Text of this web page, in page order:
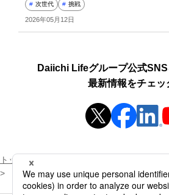
# 次世代 # 挑戦
2026年05月12日
Daiichi Lifeグループ公式
最新情報をチェッ
新規ウィンド
新規ウ
トップページ
新NISAで加速する「貯蓄から投資へ」
ちの新しい価値観とライフプラン